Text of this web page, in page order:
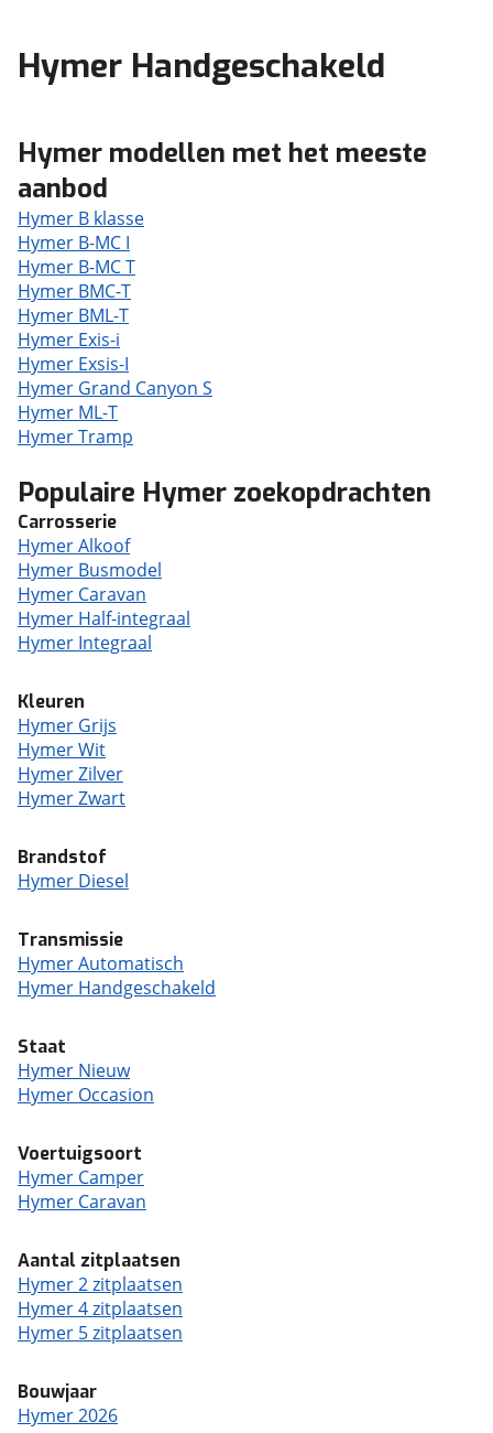
Hymer Handgeschakeld
Hymer modellen met het meeste
aanbod
Hymer B klasse
Hymer B-MC I
Hymer B-MC T
Hymer BMC-T
Hymer BML-T
Hymer Exis-i
Hymer Exsis-I
Hymer Grand Canyon S
Hymer ML-T
Hymer Tramp
Populaire Hymer zoekopdrachten
Carrosserie
Hymer Alkoof
Hymer Busmodel
Hymer Caravan
Hymer Half-integraal
Hymer Integraal
Kleuren
Hymer Grijs
Hymer Wit
Hymer Zilver
Hymer Zwart
Brandstof
Hymer Diesel
Transmissie
Hymer Automatisch
Hymer Handgeschakeld
Staat
Hymer Nieuw
Hymer Occasion
Voertuigsoort
Hymer Camper
Hymer Caravan
Aantal zitplaatsen
Hymer 2 zitplaatsen
Hymer 4 zitplaatsen
Hymer 5 zitplaatsen
Bouwjaar
Hymer 2026